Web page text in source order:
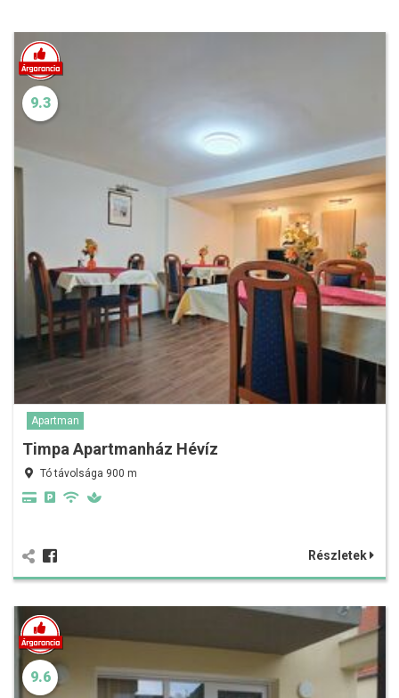
9.3
Apartman
Timpa Apartmanház Hévíz
Tó távolsága 900 m
Részletek
9.6